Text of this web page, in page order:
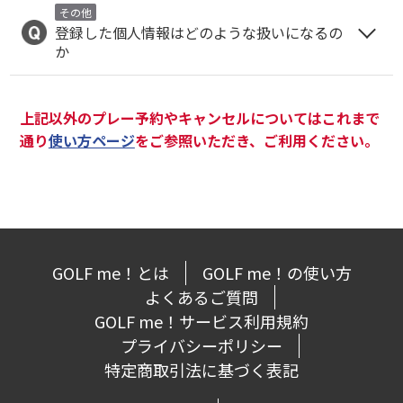
その他
登録した個人情報はどのような扱いになるの
か
上記以外のプレー予約やキャンセルについてはこれまで
通り使い方ページをご参照いただき、ご利用ください。
GOLF me！とは
GOLF me！の使い方
よくあるご質問
GOLF me！サービス利用規約
プライバシーポリシー
特定商取引法に基づく表記